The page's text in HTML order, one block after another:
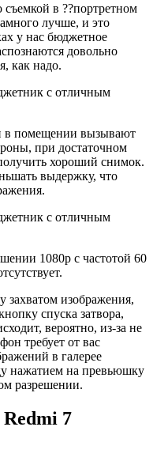
в ??портретном
лучше, и это
у нас бюджетное
довольно
как надо.
в помещении вызывают
при достаточном
хороший снимок.
выдержку, что
1080p с частотой 60
захватом изображения,
спуска затвора,
вероятно, из-за не
требует от вас
в галерее
нажатием на превьюшку
разрешении.
7